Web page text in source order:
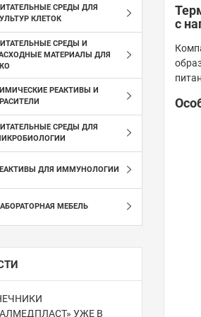
СРЕДЫ ДЛЯ
КЛЕТОК
СРЕДЫ И
МАТЕРИАЛЫ ДЛЯ
РЕАКТИВЫ И
СРЕДЫ ДЛЯ
ДЛЯ ИММУНОЛОГИИ
МЕБЕЛЬ
с
УЖЕ В